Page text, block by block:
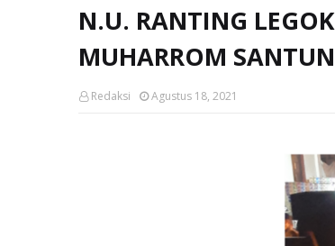
N.U. RANTING
MUHARROM
Redaksi Agustus 18, 2021